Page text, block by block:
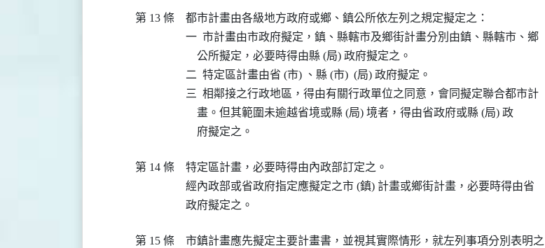
第 13 條
都市計畫由各級地方政府或鄉、鎮公所依左列之規定擬定之：
一  市計畫由市政府擬定，鎮、縣轄市及鄉街計畫分別由鎮、縣轄市、鄉
    公所擬定，必要時得由縣 (局) 政府擬定之。
二  特定區計畫由省 (市) 、縣 (市)  (局) 政府擬定。
三  相鄰接之行政地區，得由有關行政單位之同意，會同擬定聯合都市計
    畫。但其範圍未逾越省境或縣 (局) 境者，得由省政府或縣 (局) 政
第 14 條
特定區計畫，必要時得由內政部訂定之。
經內政部或省政府指定應擬定之市 (鎮) 計畫或鄉街計畫，必要時得由省
第 15 條
市鎮計畫應先擬定主要計畫書，並視其實際情形，就左列事項分別表明之